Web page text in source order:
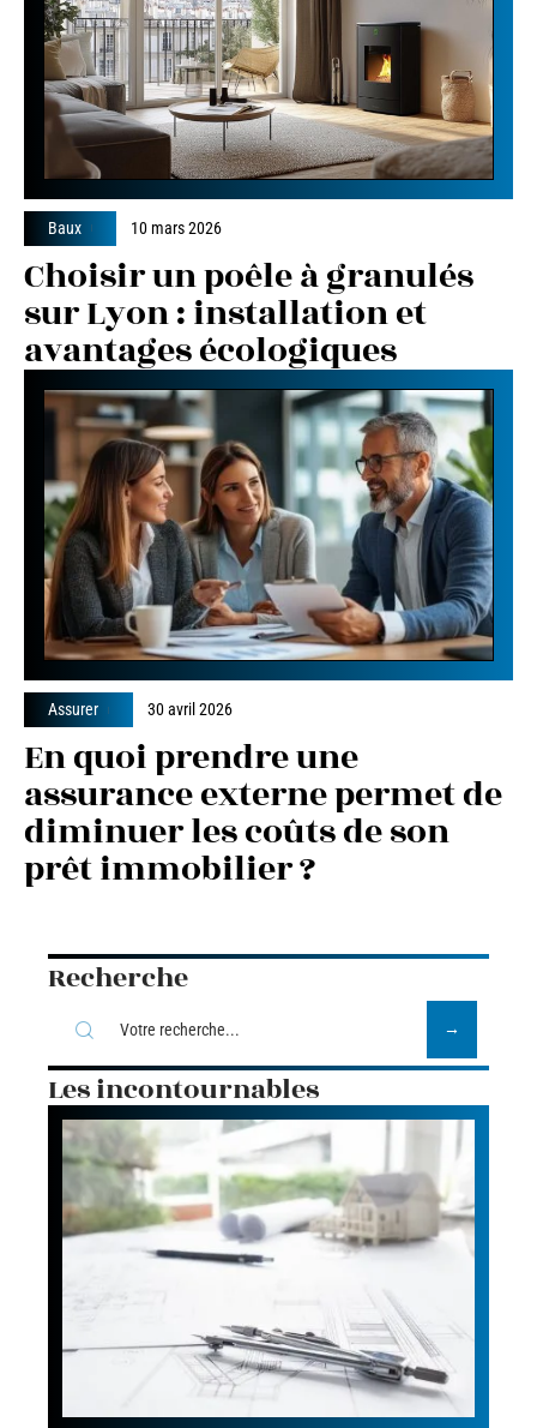
Baux 10 mars 2026
Choisir un poêle à granulés
sur Lyon : installation et
avantages écologiques
Assurer 30 avril 2026
En quoi prendre une
assurance externe permet de
diminuer les coûts de son
prêt immobilier ?
Recherche
Les incontournables